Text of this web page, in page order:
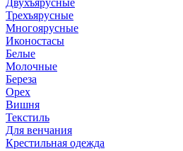
Двухъярусные
Трехъярусные
Многоярусные
Иконостасы
Белые
Молочные
Береза
Орех
Вишня
Текстиль
Для венчания
Крестильная одежда